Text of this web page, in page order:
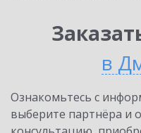
в
Ознакомьтесь с
выберите партнёра и